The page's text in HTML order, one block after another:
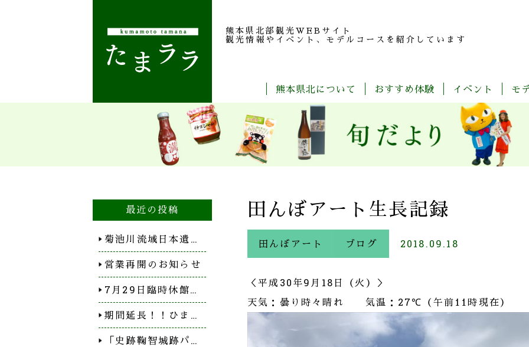
熊本県北部観光 WEBサイト
観光情報やイベント、モデルコースを紹介しています
熊本県北について
旬
だ
よ
り
品
紹
おすすめ体験
イベント
春
夏
秋 冬
モ
田んぼアート生長記録
田んぼアート ブログ 2018.09.18
＜平成 30 年9 月 18 日（火）＞
天気：曇り時々晴れ 気温： 27℃ （午前11時現在）
最近の投稿
菊池川流域日本遺…
営業再開のお知らせ
7月29日臨時休館…
期間延長！！ひま…
「史跡鞠智城跡パ…